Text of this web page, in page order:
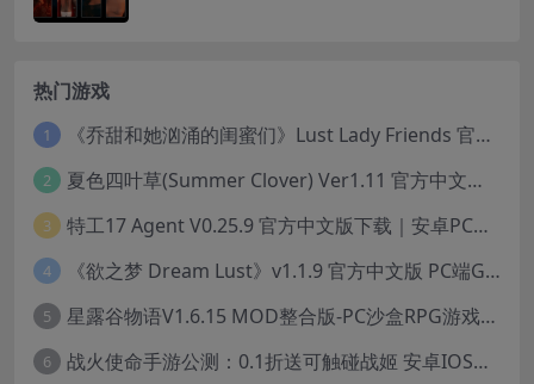
热门游戏
1 《乔甜和她汹涌的闺蜜们》Lust Lady Friends 官方中文版 SLG模拟经营游戏｜角色情感互动｜动态画面
2 夏色四叶草(Summer Clover) Ver1.11 官方中文版：全CG无修+动态互动SLG游戏下载
3 特工17 Agent V0.25.9 官方中文版下载｜安卓PC双端｜附存档赞助码
4 《欲之梦 Dream Lust》v1.1.9 官方中文版 PC端Galgame推荐
5 星露谷物语V1.6.15 MOD整合版-PC沙盒RPG游戏STEAM官中+200款美化MOD
6 战火使命手游公测：0.1折送可触碰战姬 安卓IOS双端互通中文版